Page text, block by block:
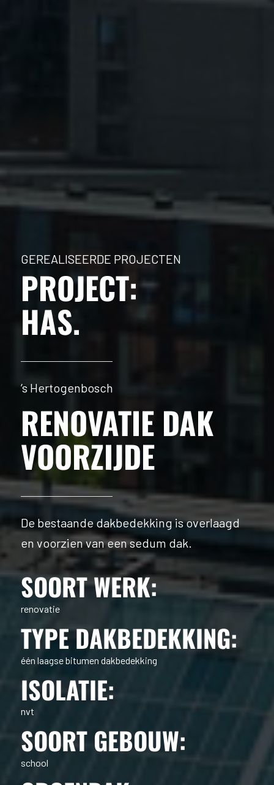
GEREALISEERDE PROJECTEN
PROJECT:
HAS.
’s Hertogenbosch
RENOVATIE DAK
VOORZIJDE
De bestaande dakbedekking is overlaagd
en voorzien van een sedum dak.
SOORT WERK:
renovatie
TYPE DAKBEDEKKING:
één laagse bitumen dakbedekking
ISOLATIE:
nvt
SOORT GEBOUW:
school